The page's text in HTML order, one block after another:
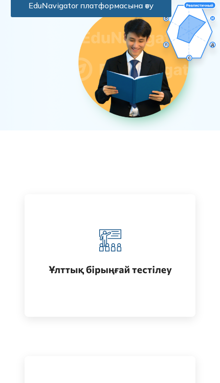
EduNavigator платформасына өту
Ұлттық бірыңғай тестілеу
Қазақстанда жоғары білім алу
(бакалавриат)
Өту